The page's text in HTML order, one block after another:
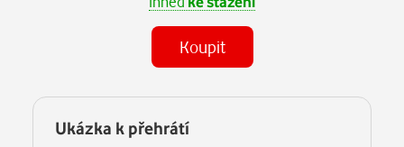
Koupit
Některé kapitoly již máte zakoupeny.
Ukázka k přehrátí